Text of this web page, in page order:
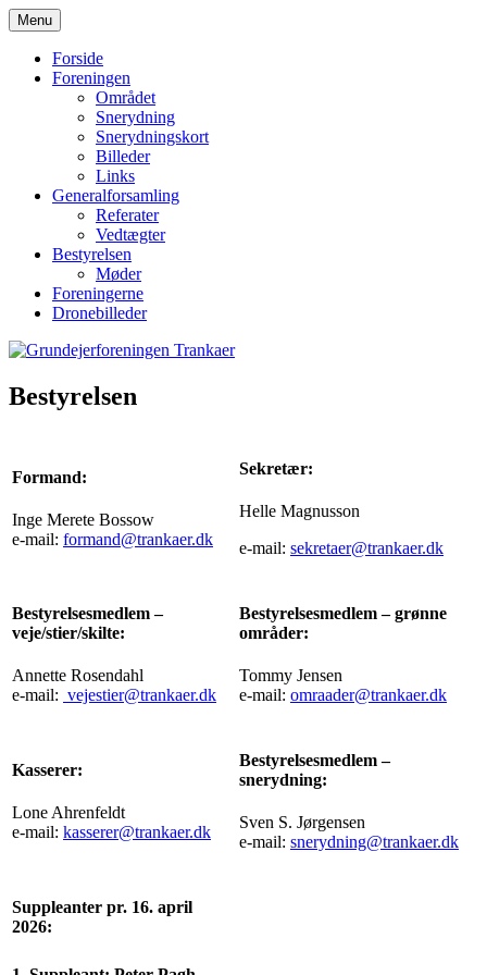
Hop
til
indhold
Grundejerforeningen Trankaer
Menu
Forside
Foreningen
Området
Snerydning
Snerydningskort
Billeder
Links
Generalforsamling
Referater
Vedtægter
Bestyrelsen
Møder
Foreningerne
Dronebilleder
Bestyrelsen
Formand:
Inge Merete Bossow
e-mail: formand@trankaer.dk
Sekretær:
Helle Magnusson
e-mail: sekretaer@trankaer.dk
Bestyrelsesmedlem –
veje/stier/skilte:
Annette Rosendahl
e-mail: vejestier@trankaer.dk
Bestyrelsesmedlem – grønne
områder:
Tommy Jensen
e-mail: omraader@trankaer.dk
Kasserer:
Lone Ahrenfeldt
e-mail: kasserer@trankaer.dk
Bestyrelsesmedlem –
snerydning:
Sven S. Jørgensen
e-mail: snerydning@trankaer.dk
Suppleanter pr. 16. april
2026: